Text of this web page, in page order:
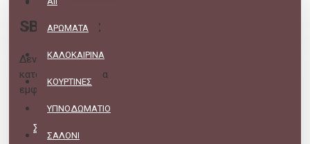
ΑΡΩΜΑΤΑ
ΚΑΛΟΚΑΙΡΙΝΑ
ΚΟΥΡΤΙΝΕΣ
ΥΠΝΟΔΩΜΑΤΙΟ
ΣΑΛΟΝΙ
SB Concept
Δεν υπάρχουν
κατασκευαστές για
εμφάνιση.
ΣΥΝΈΧΕΙΑ